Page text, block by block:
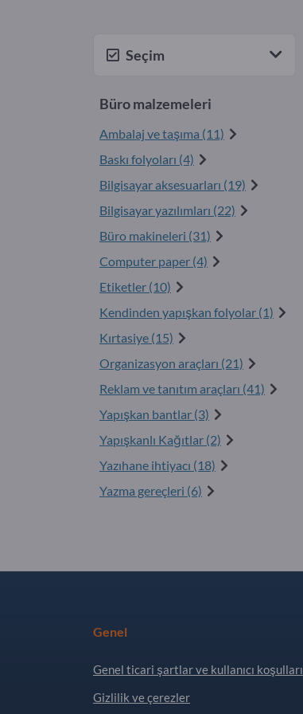
Seçim
Büro malzemeleri
Ambalaj ve taşıma (11)
Baskı folyoları (4)
Bilgisayar aksesuarları (19)
Bilgisayar yazılımları (22)
Büro makineleri (31)
Computer paper (4)
Etiketler (10)
Kendinden yapışkan folyolar (1)
Kırtasiye (15)
Organizasyon araçları (21)
Reklam ve tanıtım araçları (41)
Yapışkan bantlar (3)
Yapışkanlı Kağıtlar (2)
Yazıhane ihtiyacı (18)
Yazma gereçleri (6)
Genel
Genel ticari şartlar ve kullanıcı koşulları
Gizlilik ve çerezler